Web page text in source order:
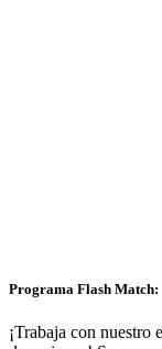
Programa Flash Match:
¡Trabaja con